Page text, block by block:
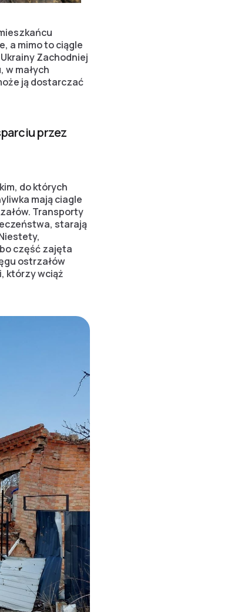
a mimo to ciągle
Zachodniej
w małych
ją dostarczać
przez
do których
mają ciagle
Transporty
starają
część zajęta
ostrzałów
którzy wciąż